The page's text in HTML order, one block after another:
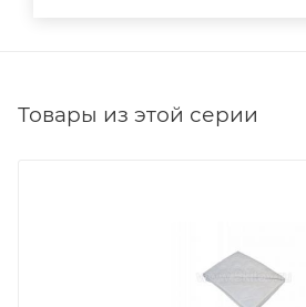
Товары из этой серии